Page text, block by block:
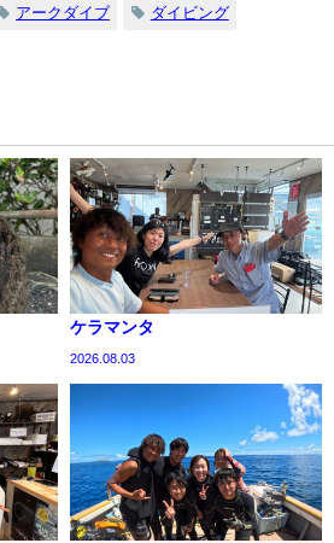
アークダイブ ダイビング
ケラマンタ
2026.08.03